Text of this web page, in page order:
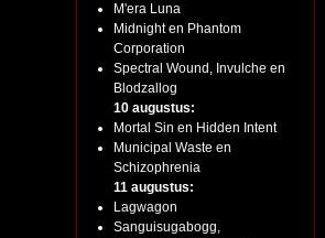
M'era Luna
Midnight en Phantom
Corporation
Spectral Wound, Invulche en
Blodzallog
10 augustus:
Mortal Sin en Hidden Intent
Municipal Waste en
Schizophrenia
11 augustus:
Lagwagon
Sanguisugabogg,